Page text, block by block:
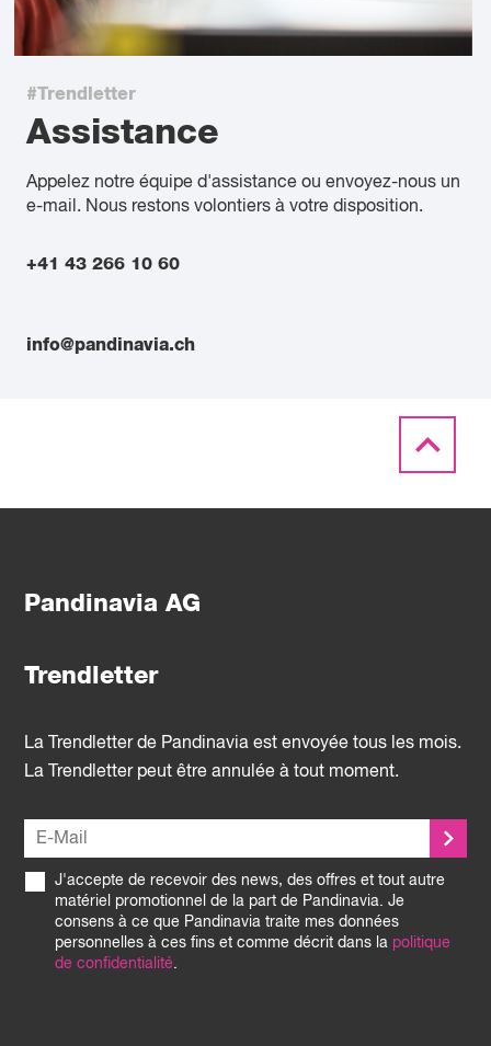
#Trendletter
Assistance
Appelez notre équipe d'assistance ou envoyez-nous un
e-mail. Nous restons volontiers à votre disposition.
+41 43 266 10 60
info@pandinavia.ch
Pandinavia AG
Trendletter
La Trendletter de Pandinavia est envoyée tous les mois.
La Trendletter peut être annulée à tout moment.
J'accepte de recevoir des news, des offres et tout autre
matériel promotionnel de la part de Pandinavia. Je
consens à ce que Pandinavia traite mes données
personnelles à ces fins et comme décrit dans la politique
de confidentialité.